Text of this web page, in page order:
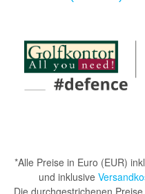
*Alle Preise in Euro (EUR)
und inklusive
Die durchgestrichenen